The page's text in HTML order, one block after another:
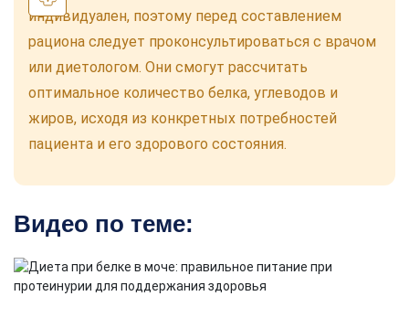
индивидуален, поэтому перед составлением
рациона следует проконсультироваться с врачом
или диетологом. Они смогут рассчитать
оптимальное количество белка, углеводов и
жиров, исходя из конкретных потребностей
пациента и его здорового состояния.
Видео по теме: